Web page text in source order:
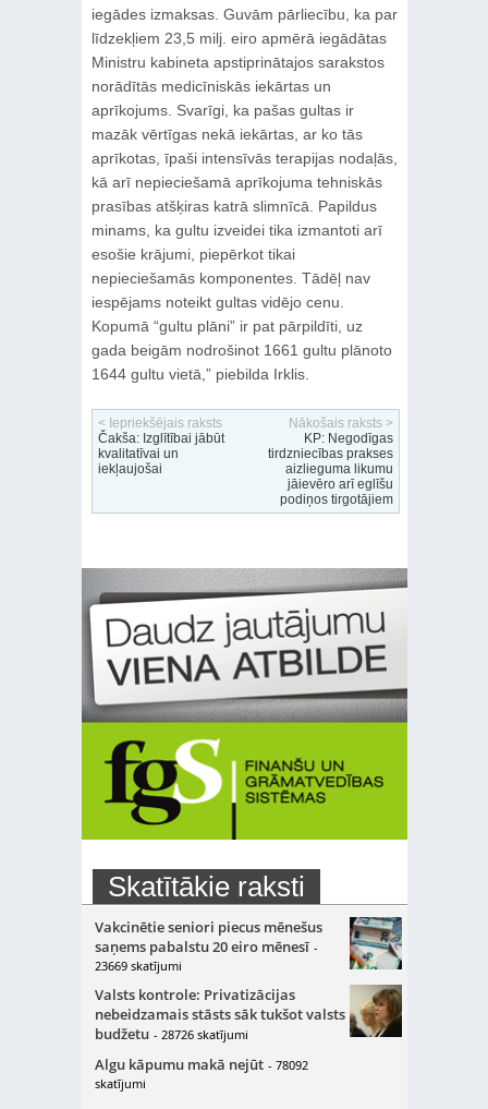
iegādes izmaksas. Guvām pārliecību, ka par
līdzekļiem 23,5 milj. eiro apmērā iegādātas
Ministru kabineta apstiprinātajos sarakstos
norādītās medicīniskās iekārtas un
aprīkojums. Svarīgi, ka pašas gultas ir
mazāk vērtīgas nekā iekārtas, ar ko tās
aprīkotas, īpaši intensīvās terapijas nodaļās,
kā arī nepieciešamā aprīkojuma tehniskās
prasības atšķiras katrā slimnīcā. Papildus
minams, ka gultu izveidei tika izmantoti arī
esošie krājumi, piepērkot tikai
nepieciešamās komponentes. Tādēļ nav
iespējams noteikt gultas vidējo cenu.
Kopumā “gultu plāni” ir pat pārpildīti, uz
gada beigām nodrošinot 1661 gultu plānoto
1644 gultu vietā,” piebilda Irklis.
< Iepriekšējais raksts
Čakša: Izglītībai jābūt
kvalitatīvai un
iekļaujošai
Nākošais raksts >
KP: Negodīgas
tirdzniecības prakses
aizlieguma likumu
jāievēro arī eglīšu
podiņos tirgotājiem
Skatītākie raksti
Vakcinētie seniori piecus mēnešus
saņems pabalstu 20 eiro mēnesī -
23669 skatījumi
Valsts kontrole: Privatizācijas
nebeidzamais stāsts sāk tukšot valsts
budžetu - 28726 skatījumi
Algu kāpumu makā nejūt - 78092
skatījumi